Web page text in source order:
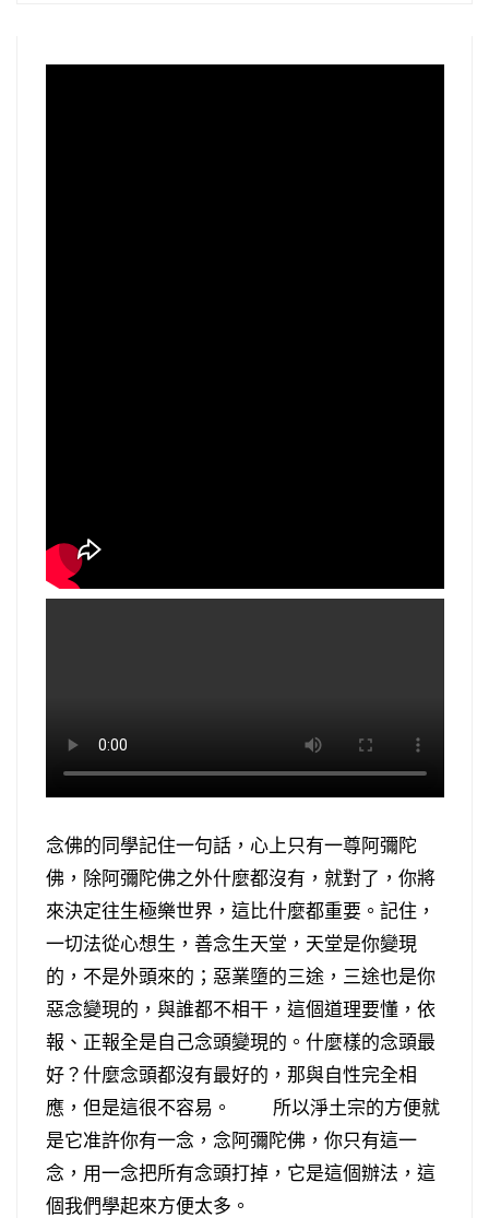
念佛的同學記住一句話，心上只有一尊阿彌陀
佛，除阿彌陀佛之外什麼都沒有，就對了，你將
來決定往生極樂世界，這比什麼都重要。記住，
一切法從心想生，善念生天堂，天堂是你變現
的，不是外頭來的；惡業墮的三途，三途也是你
惡念變現的，與誰都不相干，這個道理要懂，依
報、正報全是自己念頭變現的。什麼樣的念頭最
好？什麼念頭都沒有最好的，那與自性完全相
應，但是這很不容易。 所以淨土宗的方便就
是它准許你有一念，念阿彌陀佛，你只有這一
念，用一念把所有念頭打掉，它是這個辦法，這
個我們學起來方便太多。